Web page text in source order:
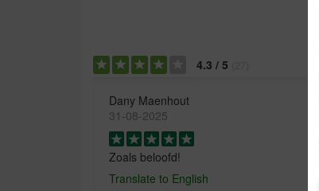
4.3 / 5
Dany Maenhout
31-08-2025
Zoals beloofd!
Translate to English